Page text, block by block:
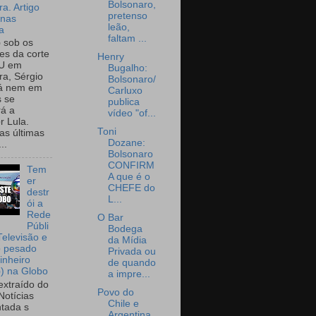
Artigo
sob os
da corte
em
Sérgio
nem em
se
a
Lula.
últimas
Tem
er
destr
ói a
Rede
Públi
e
pesado
na Globo
do
s
Bolsonaro,
pretenso
leão,
faltam ...
Henry
Bugalho:
Bolsonaro/
Carluxo
publica
vídeo "of...
Toni
Dozane:
Bolsonaro
CONFIRM
A que é o
CHEFE do
L...
O Bar
Bodega
da Mídia
Privada ou
de quando
a impre...
Povo do
Chile e